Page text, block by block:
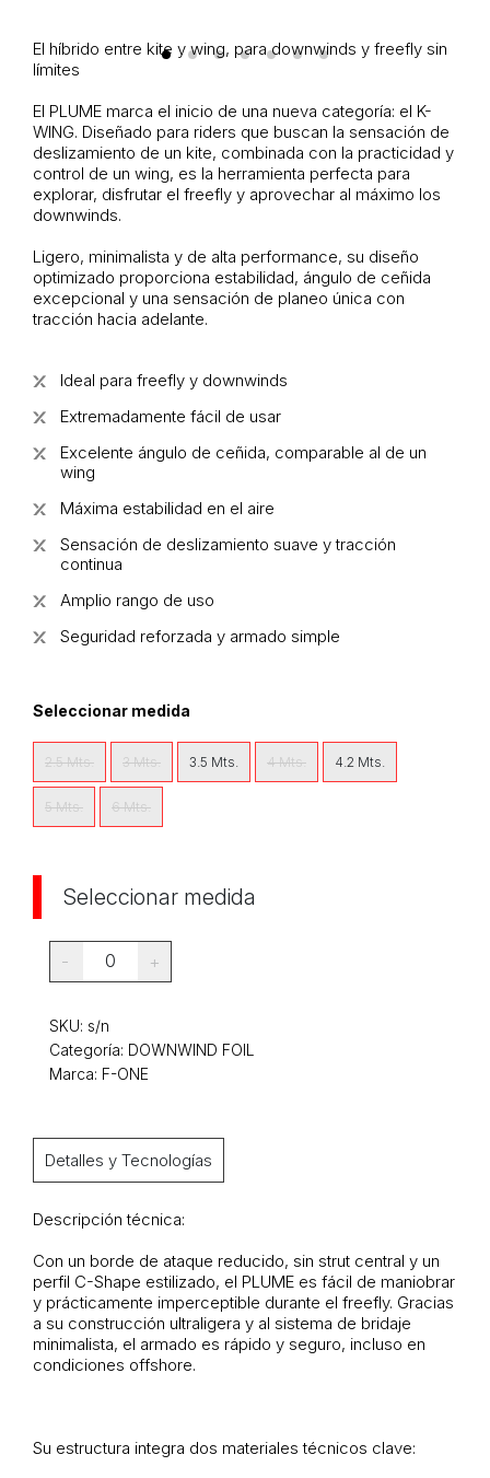
El híbrido entre kite y wing, para downwinds y freefly sin
límites
El PLUME marca el inicio de una nueva categoría: el K-
WING. Diseñado para riders que buscan la sensación de
deslizamiento de un kite, combinada con la practicidad y
control de un wing, es la herramienta perfecta para
explorar, disfrutar el freefly y aprovechar al máximo los
downwinds.
Ligero, minimalista y de alta performance, su diseño
optimizado proporciona estabilidad, ángulo de ceñida
excepcional y una sensación de planeo única con
tracción hacia adelante.
Ideal para freefly y downwinds
Extremadamente fácil de usar
Excelente ángulo de ceñida, comparable al de un
wing
Máxima estabilidad en el aire
Sensación de deslizamiento suave y tracción
continua
Amplio rango de uso
Seguridad reforzada y armado simple
Seleccionar medida
2.5 Mts. 3 Mts. 3.5 Mts. 4 Mts. 4.2 Mts.
5 Mts. 6 Mts.
Seleccionar medida
- 0 +
SKU: s/n
Categoría: DOWNWIND FOIL
Marca: F-ONE
Detalles y Tecnologías
Descripción técnica:
Con un borde de ataque reducido, sin strut central y un
perfil C-Shape estilizado, el PLUME es fácil de maniobrar
y prácticamente imperceptible durante el freefly. Gracias
a su construcción ultraligera y al sistema de bridaje
minimalista, el armado es rápido y seguro, incluso en
condiciones offshore.
Su estructura integra dos materiales técnicos clave: